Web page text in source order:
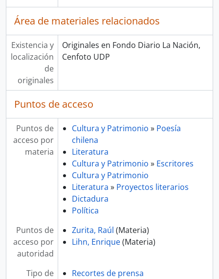
Área de materiales relacionados
Existencia y
localización
de
originales
Originales en Fondo Diario La Nación,
Cenfoto UDP
Puntos de acceso
Puntos de
acceso por
materia
Cultura y Patrimonio » Poesía
chilena
Literatura
Cultura y Patrimonio » Escritores
Cultura y Patrimonio
Literatura » Proyectos literarios
Dictadura
Política
Puntos de
acceso por
autoridad
Zurita, Raúl (Materia)
Lihn, Enrique(Materia)
Tipo de
Recortes de prensa